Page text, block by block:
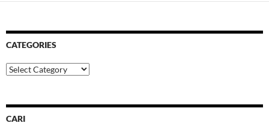
CATEGORIES
Categories
CARI